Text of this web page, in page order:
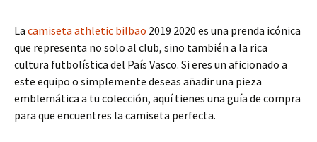
La camiseta athletic bilbao 2019 2020 es una prenda icónica
que representa no solo al club, sino también a la rica
cultura futbolística del País Vasco. Si eres un aficionado a
este equipo o simplemente deseas añadir una pieza
emblemática a tu colección, aquí tienes una guía de compra
para que encuentres la camiseta perfecta.